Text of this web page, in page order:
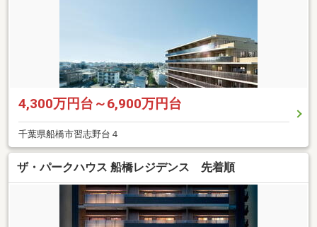
4,300万円台～6,900万円台
千葉県船橋市習志野台４
ザ・パークハウス 船橋レジデンス 先着順